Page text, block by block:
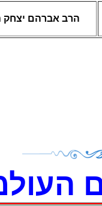
הרב אברהם יצחק